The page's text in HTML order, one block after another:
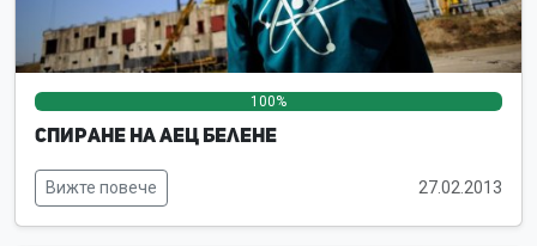
100%
Спиране на АЕЦ Белене
Вижте повече 27.02.2013